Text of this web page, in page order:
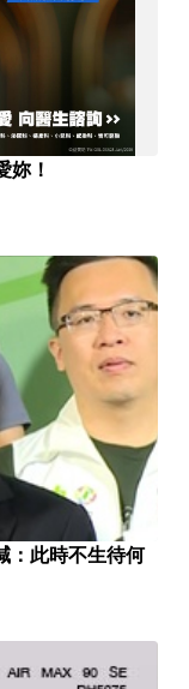
妳！
：此時不生待何